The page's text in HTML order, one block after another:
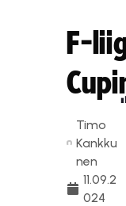
F-
Timo
Kankku
nen
11.09.2
024